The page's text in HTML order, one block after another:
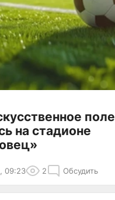
поле
на стадионе
09:23 2 Обсудить